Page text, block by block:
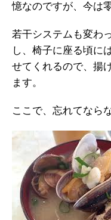
憶なのですが、今は
若干システムも変わ
し、椅子に座る頃に
せてくれるので、揚
ます。
ここで、忘れてなら